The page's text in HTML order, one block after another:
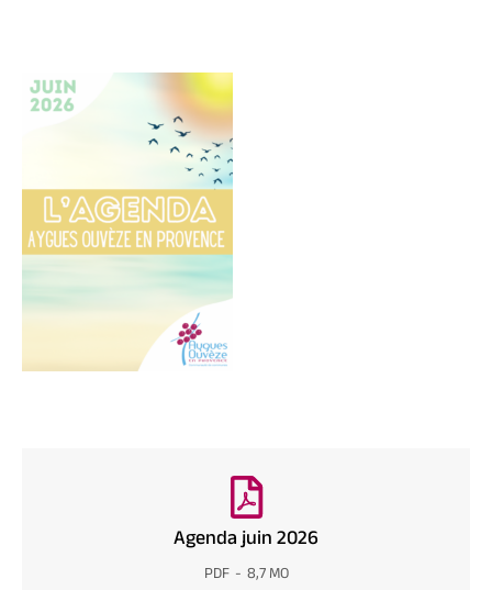
Agenda juin 2026
PDF 8,7 MO